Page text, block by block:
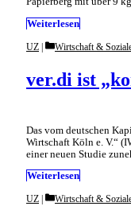
Weiterlesen
ver.di ist
UZ Categories
Wirtschaft &
Das vom deutschen
Wirtschaft Köln e. V.“
einer neuen Studie
Weiterlesen
UZ Categories
Wirtschaft &